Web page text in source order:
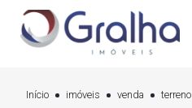
Início imóveis venda terreno